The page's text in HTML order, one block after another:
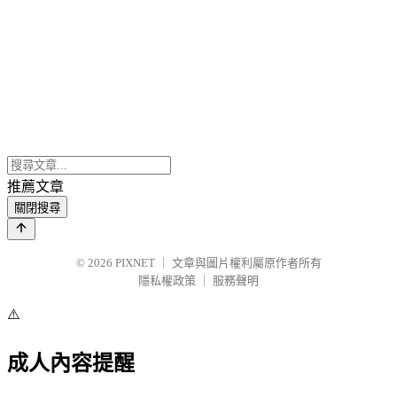
推薦文章
關閉搜尋
© 2026 PIXNET
文章與圖片權利屬原作者所有
隱私權政策
服務聲明
⚠️
成人內容提醒